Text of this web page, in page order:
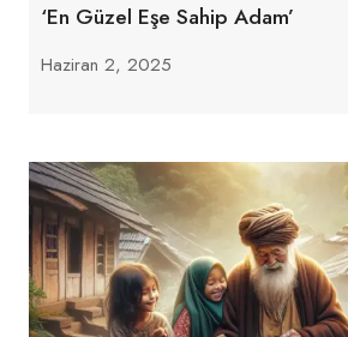
‘En Güzel Eşe Sahip Adam’
Haziran 2, 2025